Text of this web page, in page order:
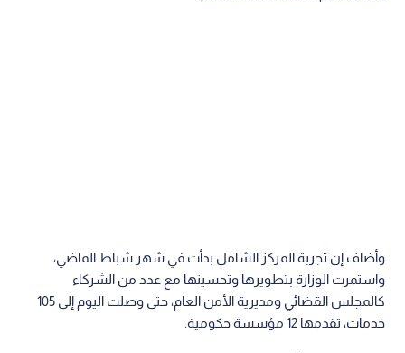
وأضاف إن تجربة المركز الشامل بدأت في شهر شباط الماضي،
واستمرت الوزارة بتطويرها وتحسينها مع عدد من الشركاء
كالمجلس القضائي ومديرية الأمن العام، حتى وصلت اليوم إلى 105
خدمات، تقدمها 12 مؤسسة حكومية.